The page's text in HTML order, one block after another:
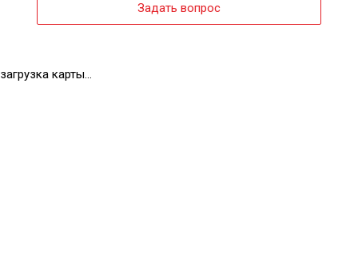
Задать вопрос
загрузка карты...